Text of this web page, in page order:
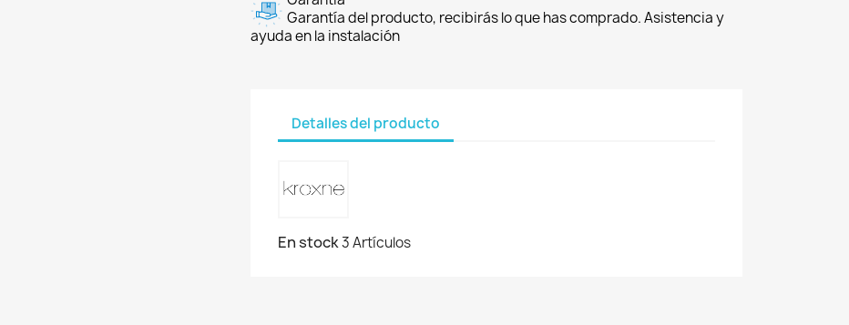
Garantía del producto, recibirás lo que has comprado. Asistencia y
ayuda en la instalación
Detalles del producto
En stock3 Artículos